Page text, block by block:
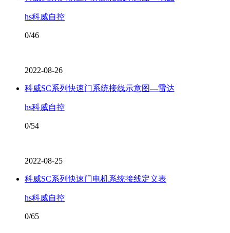
hs科威自控
0/46
2022-08-26
科威SC系列快速门系统接线示意图—雷达
hs科威自控
0/54
2022-08-25
科威SC系列快速门电机系统接线定义表
hs科威自控
0/65